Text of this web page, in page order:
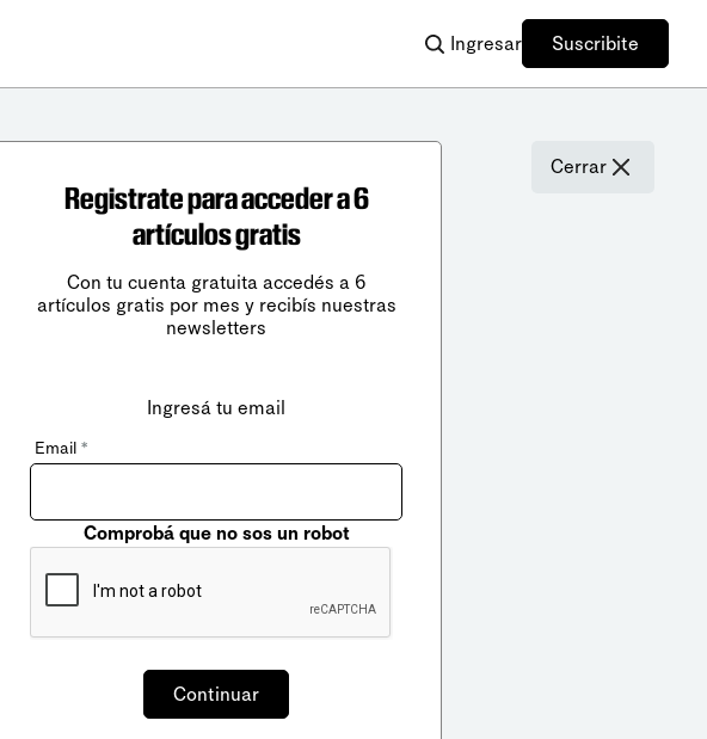
Ingresar Suscribite
Cerrar
Registrate para acceder a 6
artículos gratis
Con tu cuenta gratuita accedés a 6
artículos gratis por mes y recibís nuestras
newsletters
Ingresá tu email
Email *
Comprobá que no sos un robot